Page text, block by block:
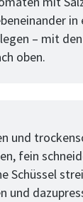
in
– mit den
oben.
und
fein
Schüssel
und